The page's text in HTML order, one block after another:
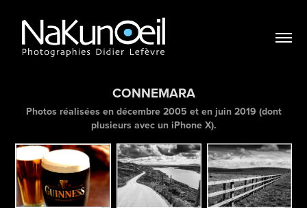
CONNEMARA
Photos réalisées en décembre 2005 et en juin 2019 (dont
plusieurs avec un iPhone X).